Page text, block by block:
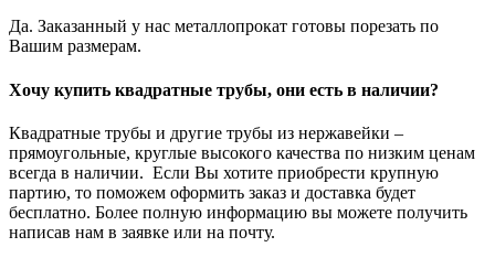
Да. Заказанный у нас металлопрокат готовы порезать по
Вашим размерам.
Хочу купить квадратные трубы, они есть в наличии?
Квадратные трубы и другие трубы из нержавейки –
прямоугольные, круглые высокого качества по низким ценам
всегда в наличии. Если Вы хотите приобрести крупную
партию, то поможем оформить заказ и доставка будет
бесплатно. Более полную информацию вы можете получить
написав нам в заявке или на почту.